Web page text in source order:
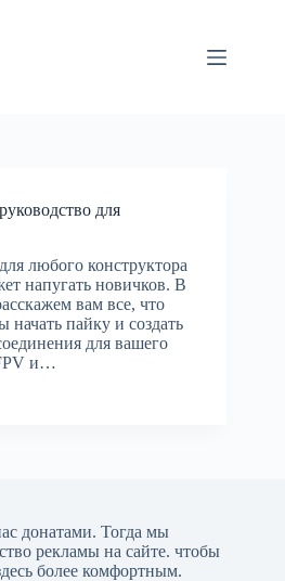
для
любого конструктора
напугать новичков. В
вам все, что
начать пайку и создать
для вашего
и…
донатами. Тогда мы
рекламы на сайте. чтобы
более комфортным.